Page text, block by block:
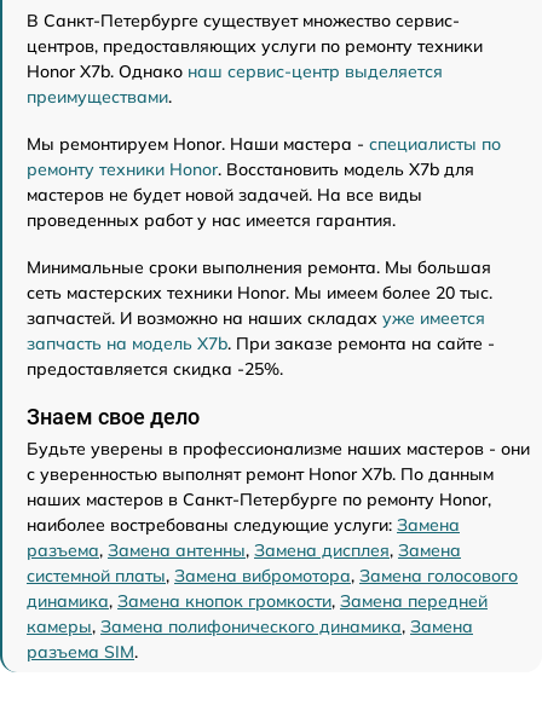
В Санкт-Петербурге существует множество сервис-
центров, предоставляющих услуги по ремонту техники
Honor X7b. Однако наш сервис-центр выделяется
преимуществами.
Мы ремонтируем Honor. Наши мастера - специалисты по
ремонту техники Honor. Восстановить модель X7b для
мастеров не будет новой задачей. На все виды
проведенных работ у нас имеется гарантия.
Минимальные сроки выполнения ремонта. Мы большая
сеть мастерских техники Honor. Мы имеем более 20 тыс.
запчастей. И возможно на наших складах уже имеется
запчасть на модель X7b. При заказе ремонта на сайте -
предоставляется скидка -25%.
Знаем свое дело
Будьте уверены в профессионализме наших мастеров - они
с уверенностью выполнят ремонт Honor X7b. По данным
наших мастеров в Санкт-Петербурге по ремонту Honor,
наиболее востребованы следующие услуги: Замена
разъема, Замена антенны, Замена дисплея, Замена
системной платы, Замена вибромотора, Замена голосового
динамика, Замена кнопок громкости, Замена передней
камеры, Замена полифонического динамика, Замена
разъема SIM.